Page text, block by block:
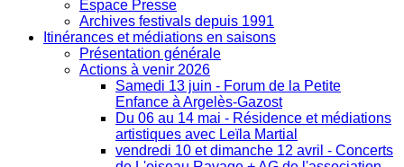
Espace Presse
Archives festivals depuis 1991
Itinérances et médiations en saisons
Présentation générale
Actions à venir 2026
Samedi 13 juin - Forum de la Petite
Enfance à Argelès-Gazost
Du 06 au 14 mai - Résidence et médiations
artistiques avec Leïla Martial
vendredi 10 et dimanche 12 avril - Concerts